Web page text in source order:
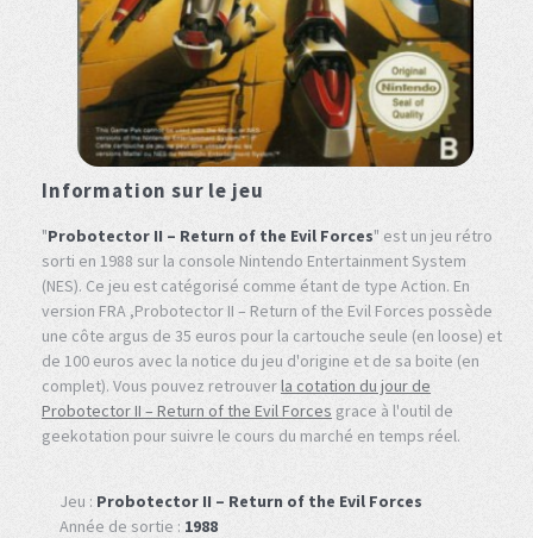
Information sur le jeu
"Probotector II – Return of the Evil Forces" est un jeu rétro
sorti en 1988 sur la console Nintendo Entertainment System
(NES). Ce jeu est catégorisé comme étant de type Action. En
version FRA ,Probotector II – Return of the Evil Forces possède
une côte argus de 35 euros pour la cartouche seule (en loose) et
de 100 euros avec la notice du jeu d'origine et de sa boite (en
complet). Vous pouvez retrouverla cotation du jour de
Probotector II – Return of the Evil Forces grace à l'outil de
geekotation pour suivre le cours du marché en temps réel.
Jeu : Probotector II – Return of the Evil Forces
Année de sortie : 1988